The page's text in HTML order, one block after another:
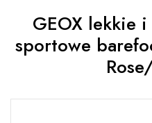
GEOX lekkie
sportowe